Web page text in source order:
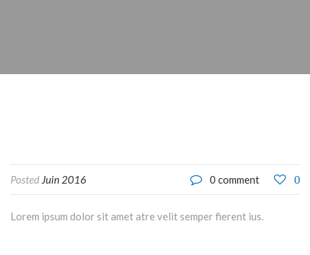
Posted Juin 2016 0 comment 0
Lorem ipsum dolor sit amet atre velit semper fierent ius.